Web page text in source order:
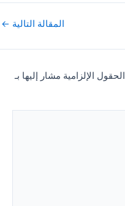
المقالة التالية ←
الحقول الإلزامية مشار إليها بـ